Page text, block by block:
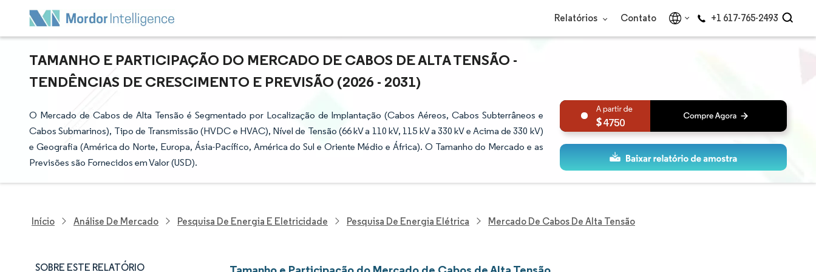
Relatórios Contato +1 617-765-2493
TAMANHO E PARTICIPAÇÃO DO MERCADO DE CABOS DE ALTA TENSÃO -
TENDÊNCIAS DE CRESCIMENTO E PREVISÃO (2026 - 2031)
O Mercado de Cabos de Alta Tensão é Segmentado por Localização de Implantação (Cabos Aéreos, Cabos Subterrâneos e
Cabos Submarinos), Tipo de Transmissão (HVDC e HVAC), Nível de Tensão (66 kV a 110 kV, 115 kV a 330 kV e Acima de 330 kV)
e Geografia (América do Norte, Europa, Ásia-Pacífico, América do Sul e Oriente Médio e África). O Tamanho do Mercado e as
Previsões são Fornecidos em Valor (USD).
4750
Início Análise De Mercado Pesquisa De Energia E Eletricidade Pesquisa De Energia Elétrica Mercado De Cabos De Alta Tensão
SOBRE ESTE RELATÓRIO